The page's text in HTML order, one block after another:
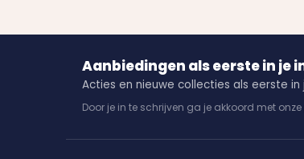
Aanbiedingen als eerste in je
Acties en nieuwe collecties als eerste in
Door je in te schrijven ga je akkoord met onze